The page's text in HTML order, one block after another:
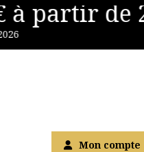
partir de
Mon compte
Panneau de gestion des cookies